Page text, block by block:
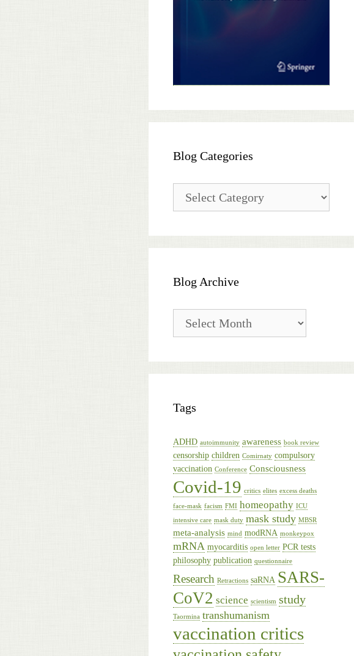
Blog Categories
Categories
Blog Archive
Archive
Tags
ADHD autoimmunity awareness book review
censorship children Comirnaty compulsory
vaccination Conference Consciousness
Covid-19 critics elites excess deaths
face-mask facism FMI homeopathy ICU
intensive care mask duty mask study MBSR
meta-analysis mind modRNA monkeypox
mRNA myocarditis open letter PCR tests
philosophy publication questionnaire
Research Retractions saRNA SARS-
CoV2 science scientism study
Taormina transhumanism
vaccination critics